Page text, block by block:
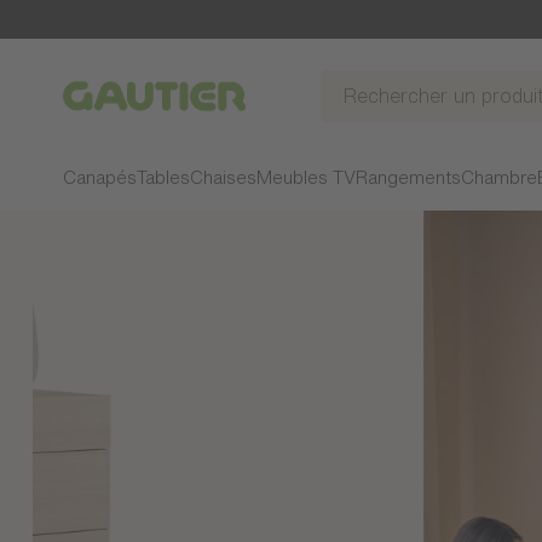
Gautier
CanapésTablesChaises Meubles TV RangementsChambre